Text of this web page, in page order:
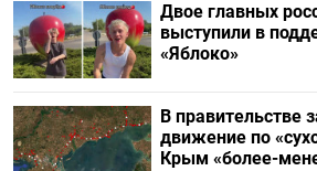
Двое главных
выступили в
«Яблоко»
В правительстве
движение по
Крым «более-